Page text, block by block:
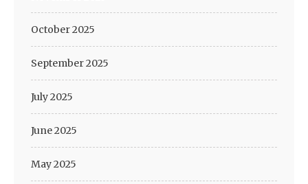
October 2025
September 2025
July 2025
June 2025
May 2025